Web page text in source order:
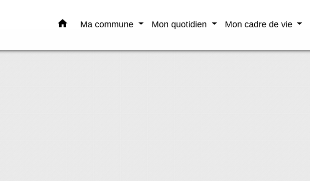
home Ma commune Mon quotidien Mon cadre de vie